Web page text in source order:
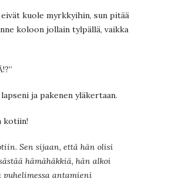
eivät kuole myrkkyihin, sun pitää
koloon jollain tylpällä, vaikka
ja pakenen yläkertaan.
kotiin!
Sen sijaan, että hän olisi
hämähäkkiä, hän alkoi
puhelimessa antamieni